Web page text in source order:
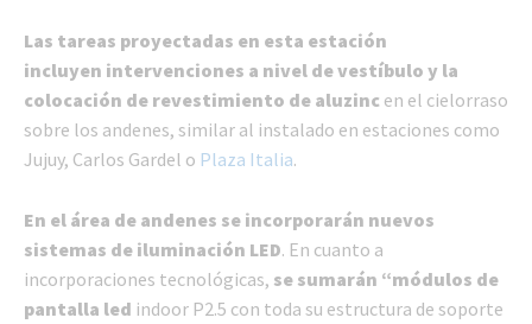
Las tareas proyectadas en esta estación
incluyen intervenciones a nivel de vestíbulo y la
colocación de revestimiento de aluzinc en el cielorraso
sobre los andenes, similar al instalado en estaciones como
Jujuy, Carlos Gardel o Plaza Italia.
En el área de andenes se incorporarán nuevos
sistemas de iluminación LED. En cuanto a
incorporaciones tecnológicas, se sumarán “módulos de
pantalla led indoor P2.5 con toda su estructura de soporte